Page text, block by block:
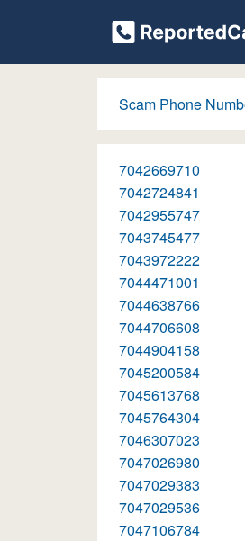
Scam Phone
7042669710
7042724841
7042955747
7043745477
7043972222
7044471001
7044638766
7044706608
7044904158
7045200584
7045613768
7045764304
7046307023
7047026980
7047029383
7047029536
7047106784